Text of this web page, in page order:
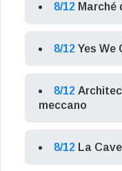
8/12 Marché
8/12 Yes We
8/12
meccano
8/12 La